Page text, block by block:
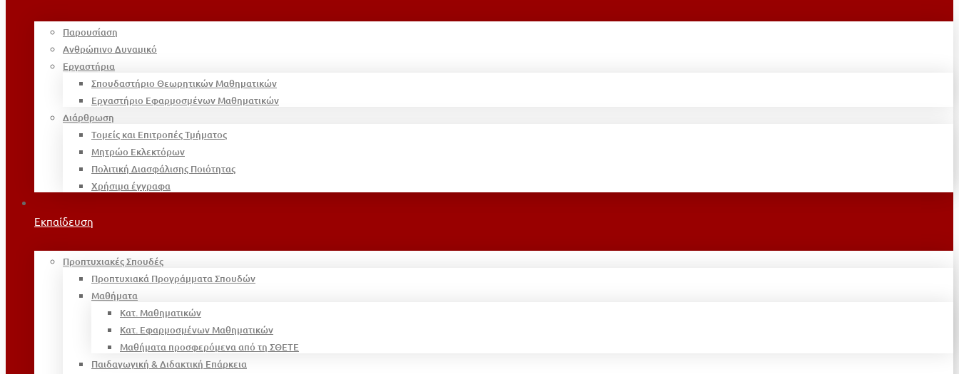
Παρουσίαση
Ανθρώπινο Δυναμικό
Εργαστήρια
Σπουδαστήριο Θεωρητικών Μαθηματικών
Εργαστήριο Εφαρμοσμένων Μαθηματικών
Διάρθρωση
Τομείς και Επιτροπές Τμήματος
Μητρώο Εκλεκτόρων
Πολιτική Διασφάλισης Ποιότητας
Χρήσιμα έγγραφα
Εκπαίδευση
Προπτυχιακές Σπουδές
Προπτυχιακά Προγράμματα Σπουδών
Μαθήματα
Κατ. Μαθηματικών
Κατ. Εφαρμοσμένων Μαθηματικών
Μαθήματα προσφερόμενα από τη ΣΘΕΤΕ
Παιδαγωγική & Διδακτική Επάρκεια